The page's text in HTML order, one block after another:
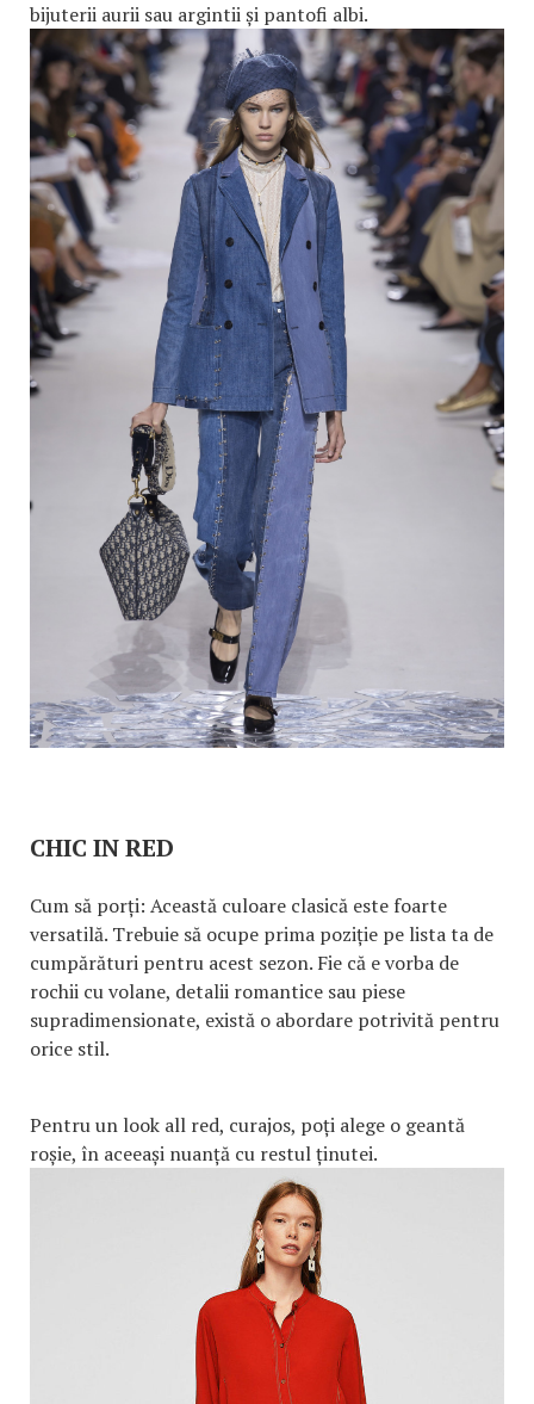
bijuterii aurii sau argintii și pantofi albi.
CHIC IN RED
Cum să porți: Această culoare clasică este foarte
versatilă. Trebuie să ocupe prima poziție pe lista ta de
cumpărături pentru acest sezon. Fie că e vorba de
rochii cu volane, detalii romantice sau piese
supradimensionate, există o abordare potrivită pentru
orice stil.
Pentru un look all red, curajos, poți alege o geantă
roșie, în aceeași nuanță cu restul ținutei.